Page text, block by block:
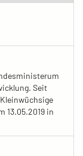
Seit
13.05.2019 in